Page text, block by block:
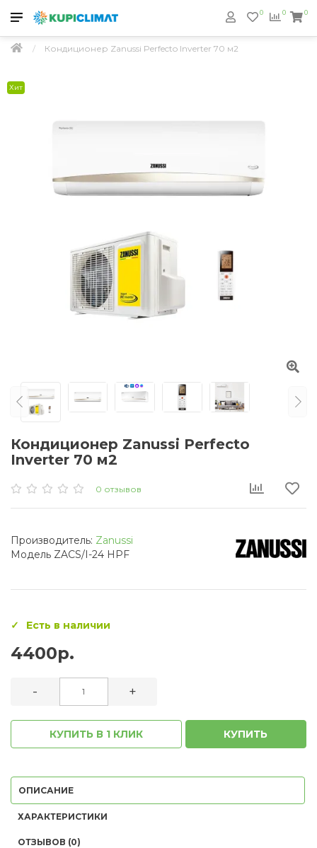
0
0 0
Кондиционер Zanussi Perfecto Inverter 70 м2
Хит
Кондиционер Zanussi Perfecto
Inverter 70 м2
0 отзывов
Производитель: Zanussi
Модель ZACS/I-24 HPF
Есть в наличии
4400р.
- +
КУПИТЬ В 1 КЛИК КУПИТЬ
ОПИСАНИЕ
ХАРАКТЕРИСТИКИ
ОТЗЫВОВ (0)